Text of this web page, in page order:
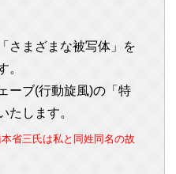
「さまざまな被写体」を
。
ーブ(行動旋風)の「特
たします。
省三氏は私と同姓同名の故